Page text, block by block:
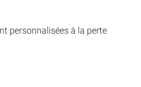
personnalisées à la perte